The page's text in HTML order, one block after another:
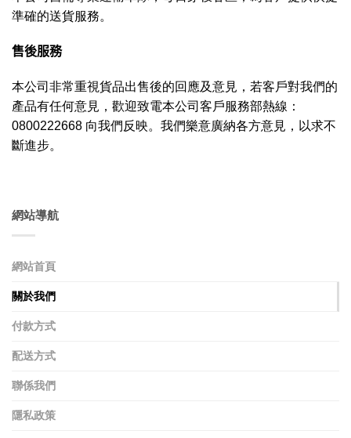
準確的送貨服務。
售後服務
本公司非常重視貨品出售後的回應及意見，若客戶對我們的
產品有任何意見，歡迎致電本公司客戶服務部熱線：
0800222668 向我們反映。我們樂意廣納各方意見，以求不
斷進步。
網站導航
網站首頁
關於我們
付款方式
配送方式
聯係我們
隱私政策